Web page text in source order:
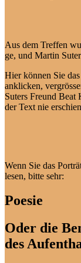
Aus dem Tref­fen
ge, und Mar­tin
Hier kön­nen Sie
an­kli­cken,
Suters Freund Beat
der Text nie
Wenn Sie das
le­sen, bit­te sehr:
Poesie
Oder die
des